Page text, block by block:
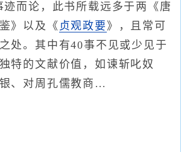
而论，此书所载远多于两《唐
》以及《 贞观政要 》，且常可
处。其中有40事不见或少见于
特的文献价值，如谏斩叱奴
、对周孔儒教商…